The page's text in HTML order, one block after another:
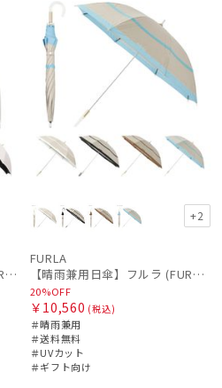
メンズ
【晴雨兼用日傘】フルラ（FURLA）バイカラーカットワーク 遮光100 UV100 軽量
+2
FURLA
【晴雨兼用日傘】フルラ (FURLA) 切り継ぎグログラン 一級遮光99.99％ 遮熱 UV 晴雨兼用 送料無料 可愛い
20%OFF
￥10,560 (税込)
＃晴雨兼用
＃送料無料
＃UVカット
＃ギフト向け